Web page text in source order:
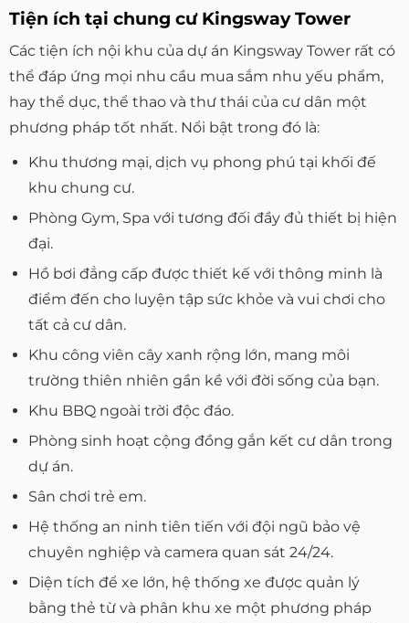
Tiện ích tại chung cư Kingsway Tower
Các tiện ích nội khu của dự án Kingsway Tower rất có
thể đáp ứng mọi nhu cầu mua sắm nhu yếu phẩm,
hay thể dục, thể thao và thư thái của cư dân một
phương pháp tốt nhất. Nổi bật trong đó là:
Khu thương mại, dịch vụ phong phú tại khối đế
khu chung cư.
Phòng Gym, Spa với tương đối đầy đủ thiết bị hiện
đại.
Hồ bơi đẳng cấp được thiết kế với thông minh là
điểm đến cho luyện tập sức khỏe và vui chơi cho
tất cả cư dân.
Khu công viên cây xanh rộng lớn, mang môi
trường thiên nhiên gần kề với đời sống của bạn.
Khu BBQ ngoài trời độc đáo.
Phòng sinh hoạt cộng đồng gắn kết cư dân trong
dự án.
Sân chơi trẻ em.
Hệ thống an ninh tiên tiến với đội ngũ bảo vệ
chuyên nghiệp và camera quan sát 24/24.
Diện tích để xe lớn, hệ thống xe được quản lý
bằng thẻ từ và phân khu xe một phương pháp